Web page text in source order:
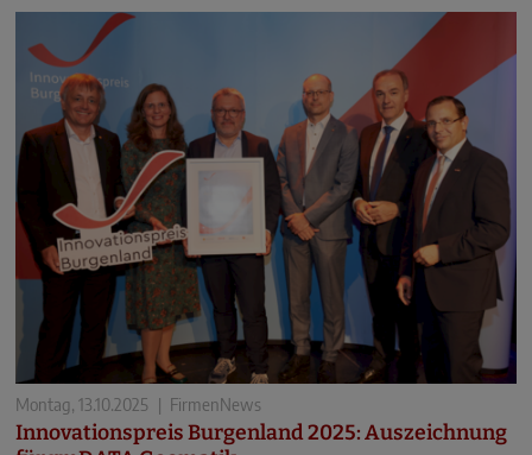
Montag, 13.10.2025 | FirmenNews
Innovationspreis Burgenland 2025: Auszeichnung